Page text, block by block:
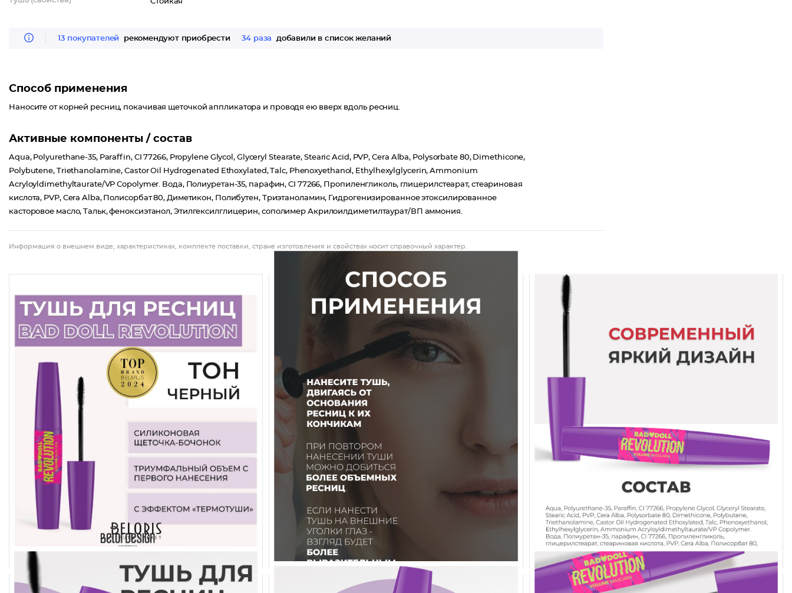
13 покупателей рекомендуют приобрести 34 раза добавили в список желаний
Способ применения
Наносите от корней ресниц, покачивая щеточкой аппликатора и проводя ею вверх вдоль ресниц.
Активные компоненты / состав
Aqua, Polyurethane-35, Paraffin, CI 77266, Propylene Glycol, Glyceryl Stearate, Stearic Acid, PVP, Cera Alba, Polysorbate 80, Dimethicone,
Polybutene, Triethanolamine, Castor Oil Hydrogenated Ethoxylated, Talc, Phenoxyethanol, Ethylhexylglycerin, Ammonium
Acryloyldimethyltaurate/VP Copolymer. Вода, Полиуретан-35, парафин, CI 77266, Пропиленгликоль, глицерилстеарат, стеариновая
кислота, PVP, Cera Alba, Полисорбат 80, Диметикон, Полибутен, Триэтаноламин, Гидрогенизированное этоксилированное
касторовое масло, Тальк, феноксиэтанол, Этилгексилглицерин, сополимер Акрилоилдиметилтаурат/ВП аммония.
Информация о внешнем виде, характеристиках, комплекте поставки, стране изготовления и свойствах носит справочный характер.